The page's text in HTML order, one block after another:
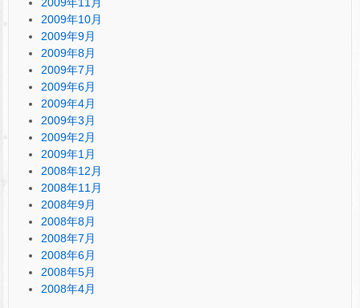
2009年10月
2009年9月
2009年8月
2009年7月
2009年6月
2009年4月
2009年3月
2009年2月
2009年1月
2008年12月
2008年11月
2008年9月
2008年8月
2008年7月
2008年6月
2008年5月
2008年4月